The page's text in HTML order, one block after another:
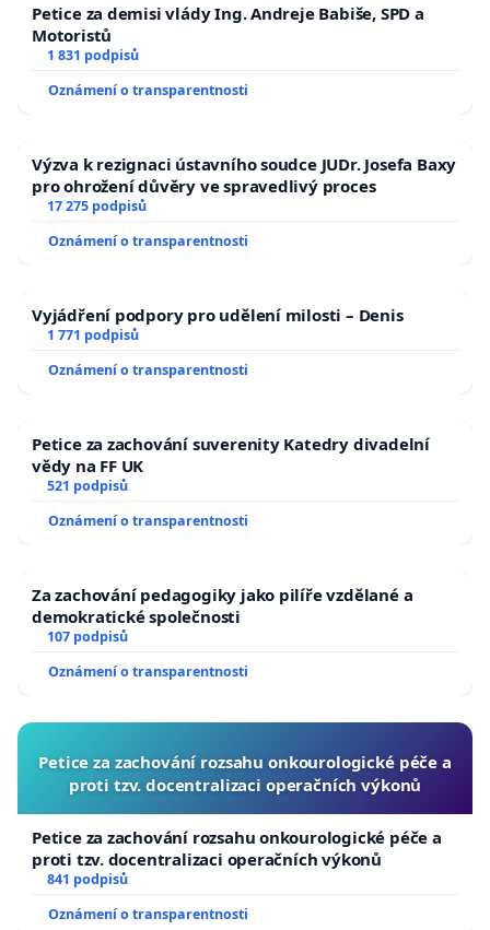
Petice za demisi vlády Ing. Andreje Babiše, SPD a
Motoristů
1 831 podpisů
Oznámení o transparentnosti
Výzva k rezignaci ústavního soudce JUDr. Josefa Baxy
pro ohrožení důvěry ve spravedlivý proces
17 275 podpisů
Oznámení o transparentnosti
Vyjádření podpory pro udělení milosti – Denis
1 771 podpisů
Oznámení o transparentnosti
Petice za zachování suverenity Katedry divadelní
vědy na FF UK
521 podpisů
Oznámení o transparentnosti
Za zachování pedagogiky jako pilíře vzdělané a
demokratické společnosti
107 podpisů
Oznámení o transparentnosti
Petice za zachování rozsahu onkourologické péče a
proti tzv. docentralizaci operačních výkonů
Petice za zachování rozsahu onkourologické péče a
proti tzv. docentralizaci operačních výkonů
841 podpisů
Oznámení o transparentnosti